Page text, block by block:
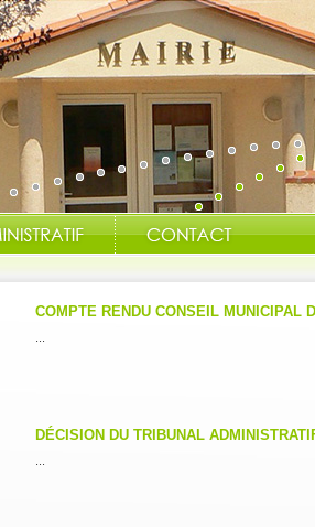
COMPTE RENDU CONSEIL MUNICIPAL
DÉCISION DU TRIBUNAL